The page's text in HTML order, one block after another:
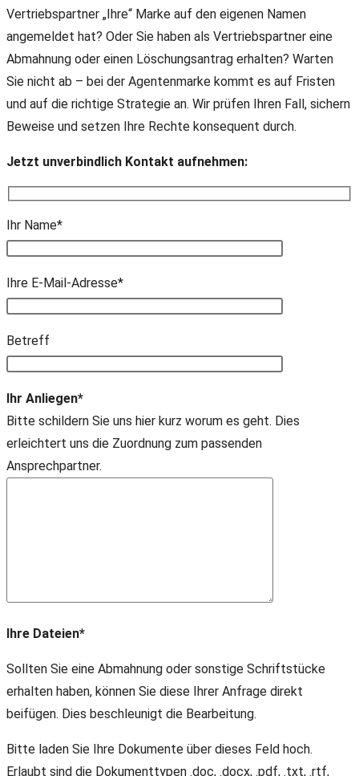
Vertriebspartner „Ihre“ Marke auf den eigenen Namen
angemeldet hat? Oder Sie haben als Vertriebspartner eine
Abmahnung oder einen Löschungsantrag erhalten? Warten
Sie nicht ab – bei der Agentenmarke kommt es auf Fristen
und auf die richtige Strategie an. Wir prüfen Ihren Fall, sichern
Beweise und setzen Ihre Rechte konsequent durch.
Jetzt unverbindlich Kontakt aufnehmen:
Ihr Name*
Ihre E-Mail-Adresse*
Bitte lasse dieses Feld leer.
Betreff
Ihr Anliegen*
Bitte schildern Sie uns hier kurz worum es geht. Dies
erleichtert uns die Zuordnung zum passenden
Ansprechpartner.
Ihre Dateien*
Sollten Sie eine Abmahnung oder sonstige Schriftstücke
erhalten haben, können Sie diese Ihrer Anfrage direkt
beifügen. Dies beschleunigt die Bearbeitung.
Bitte laden Sie Ihre Dokumente über dieses Feld hoch.
Erlaubt sind die Dokumenttypen .doc, .docx, .pdf, .txt, .rtf,